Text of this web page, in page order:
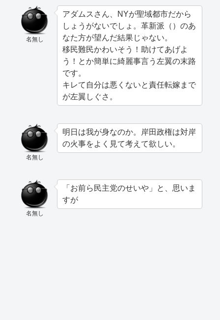
名無し
アダムスさん、NYが聖域都市だから
しょうがないでしょ。革新派（）のあ
なた方が望んだ結果じゃない。
移民難民かわいそう！助けてあげよ
う！とか簡単に綺麗事言う左翼の末路
です。
キレて自分は悪くないと責任転嫁まで
が左翼しぐさ。
名無し
明日は我が身なのか。岸田政権は対岸
の火事をよく見て考えて欲しい。
名無し
「お前ら民主党のせいや」と、思いま
すが